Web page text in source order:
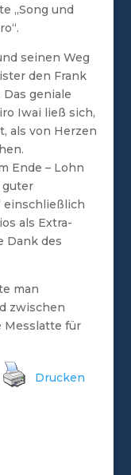
„Song und
seinen Weg
den Frank
Das geniale
Iwai ließ sich,
als von Herzen
Ende – Lohn
guter
einschließlich
als Extra-
Dank des
man
zwischen
Messlatte für
Drucken